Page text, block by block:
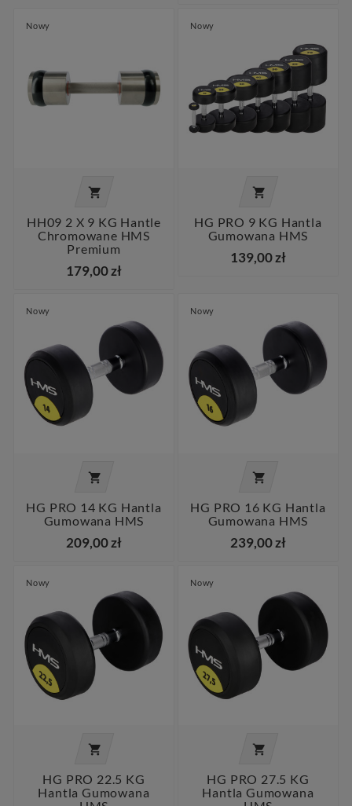
Nowy

HH09 2 X 9 KG Hantle
Chromowane HMS
Premium
179,00 zł
Nowy

HG PRO 9 KG Hantla
Gumowana HMS
139,00 zł
Nowy

HG PRO 14 KG Hantla
Gumowana HMS
209,00 zł
Nowy

HG PRO 16 KG Hantla
Gumowana HMS
239,00 zł
Nowy

HG PRO 22.5 KG
Hantla Gumowana
Nowy

HG PRO 27.5 KG
Hantla Gumowana